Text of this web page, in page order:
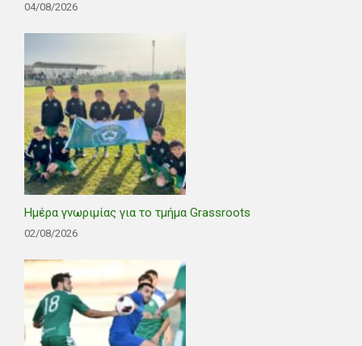
04/08/2026
Ημέρα γνωριμίας για το τμήμα Grassroots
02/08/2026